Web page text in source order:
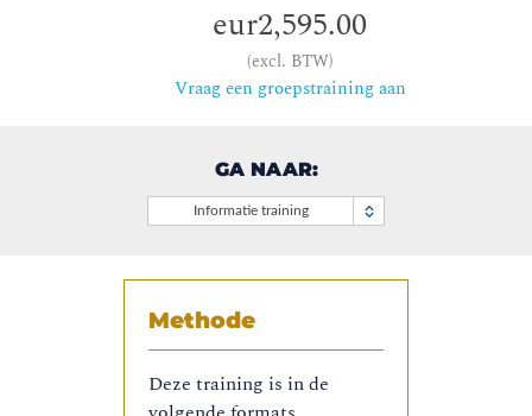
eur2,595.00
(excl. BTW)
Vraag een groepstraining aan
GA NAAR:
Informatie training
Methode
Deze training is in de